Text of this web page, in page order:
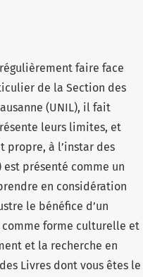
faire face
de la Section des
(UNIL), il fait
leurs limites, et
propre, à l’instar des
présenté comme un
en considération
le bénéfice d’un
forme culturelle et
et la recherche en
Livres dont vous êtes le